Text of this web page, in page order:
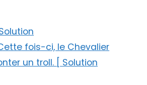
fois-ci, le Chevalier
un troll. [ Solution